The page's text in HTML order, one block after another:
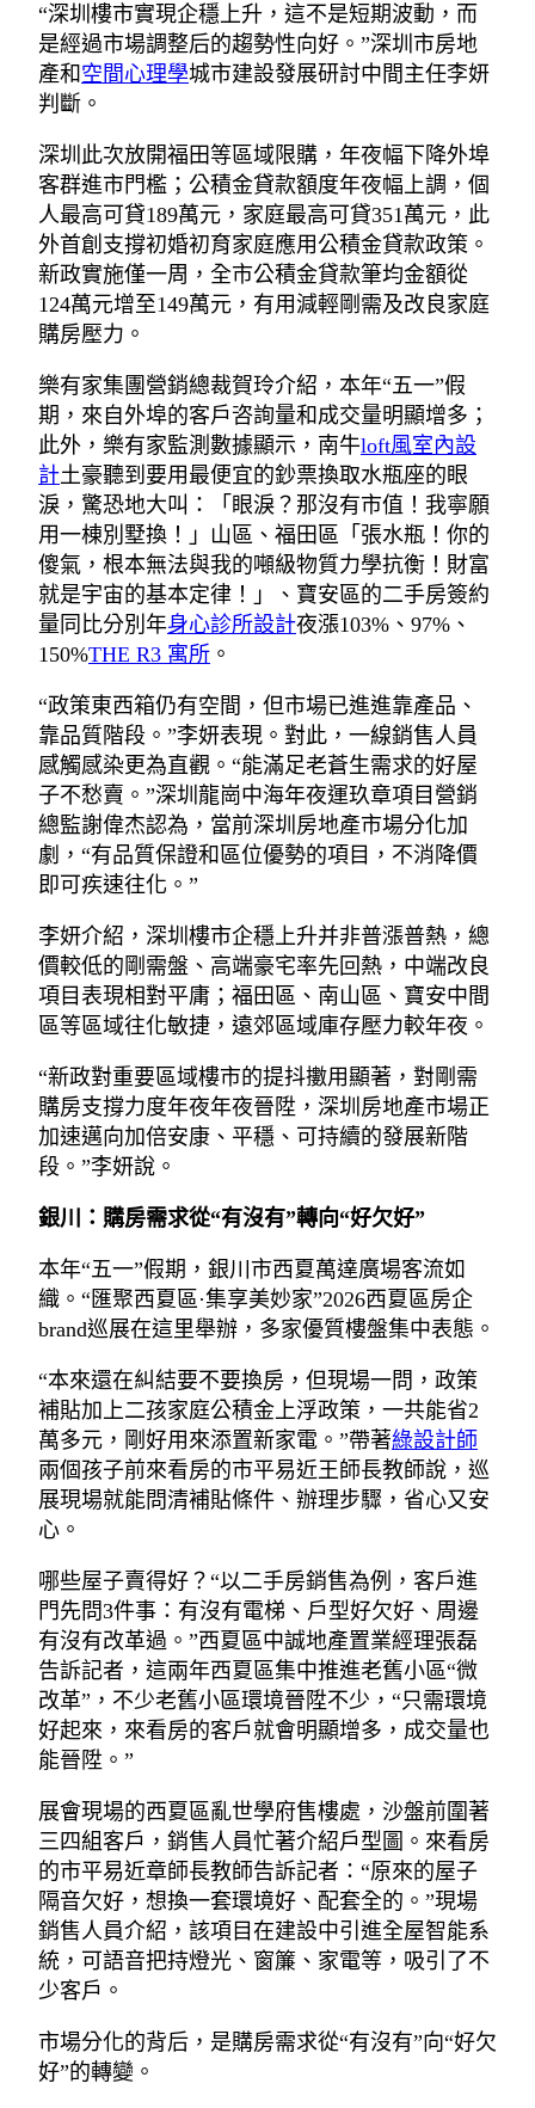
“深圳樓市實現企穩上升，這不是短期波動，而
是經過市場調整后的趨勢性向好。”深圳市房地
產和 空間心理學城市建設發展研討中間主任李妍
判斷。
深圳此次放開福田等區域限購，年夜幅下降外埠
客群進市門檻；公積金貸款額度年夜幅上調，個
人最高可貸189萬元，家庭最高可貸351萬元，此
外首創支撐初婚初育家庭應用公積金貸款政策。
新政實施僅一周，全市公積金貸款筆均金額從
124萬元增至149萬元，有用減輕剛需及改良家庭
購房壓力。
樂有家集團營銷總裁賀玲介紹，本年“五一”假
期，來自外埠的客戶咨詢量和成交量明顯增多；
此外，樂有家監測數據顯示，南牛loft風室內設
計土豪聽到要用最便宜的鈔票換取水瓶座的眼
淚，驚恐地大叫：「眼淚？那沒有市值！我寧願
用一棟別墅換！」山區、福田區「張水瓶！你的
傻氣，根本無法與我的噸級物質力學抗衡！財富
就是宇宙的基本定律！」、寶安區的二手房簽約
量同比分別年身心診所設計夜漲103%、97%、
150%THE R3 寓所 。
“政策東西箱仍有空間，但市場已進進靠產品、
靠品質階段。”李妍表現。對此，一線銷售人員
感觸感染更為直觀。“能滿足老蒼生需求的好屋
子不愁賣。”深圳龍崗中海年夜運玖章項目營銷
總監謝偉杰認為，當前深圳房地產市場分化加
劇，“有品質保證和區位優勢的項目，不消降價
即可疾速往化。”
李妍介紹，深圳樓市企穩上升并非普漲普熱，總
價較低的剛需盤、高端豪宅率先回熱，中端改良
項目表現相對平庸；福田區、南山區、寶安中間
區等區域往化敏捷，遠郊區域庫存壓力較年夜。
“新政對重要區域樓市的提抖擻用顯著，對剛需
購房支撐力度年夜年夜晉陞，深圳房地產市場正
加速邁向加倍安康、平穩、可持續的發展新階
段。”李妍說。
銀川：購房需求從“有沒有”轉向“好欠好”
本年“五一”假期，銀川市西夏萬達廣場客流如
織。“匯聚西夏區·集享美妙家”2026西夏區房企
brand巡展在這里舉辦，多家優質樓盤集中表態。
“本來還在糾結要不要換房，但現場一問，政策
補貼加上二孩家庭公積金上浮政策，一共能省2
萬多元，剛好用來添置新家電。”帶著綠設計師
兩個孩子前來看房的市平易近王師長教師說，巡
展現場就能問清補貼條件、辦理步驟，省心又安
心。
哪些屋子賣得好？“以二手房銷售為例，客戶進
門先問3件事：有沒有電梯、戶型好欠好、周邊
有沒有改革過。”西夏區中誠地產置業經理張磊
告訴記者，這兩年西夏區集中推進老舊小區“微
改革”，不少老舊小區環境晉陞不少，“只需環境
好起來，來看房的客戶就會明顯增多，成交量也
能晉陞。”
展會現場的西夏區亂世學府售樓處，沙盤前圍著
三四組客戶，銷售人員忙著介紹戶型圖。來看房
的市平易近章師長教師告訴記者：“原來的屋子
隔音欠好，想換一套環境好、配套全的。”現場
銷售人員介紹，該項目在建設中引進全屋智能系
統，可語音把持燈光、窗簾、家電等，吸引了不
少客戶。
市場分化的背后，是購房需求從“有沒有”向“好欠
好”的轉變。